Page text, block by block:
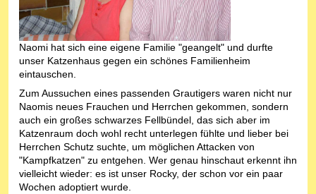
Naomi hat sich eine eigene Familie "geangelt" und durfte
unser Katzenhaus gegen ein schönes Familienheim
eintauschen.
Zum Aussuchen eines passenden Grautigers waren nicht nur
Naomis neues Frauchen und Herrchen gekommen, sondern
auch ein großes schwarzes Fellbündel, das sich aber im
Katzenraum doch wohl recht unterlegen fühlte und lieber bei
Herrchen Schutz suchte, um möglichen Attacken von
"Kampfkatzen" zu entgehen. Wer genau hinschaut erkennt ihn
vielleicht wieder: es ist unser Rocky, der schon vor ein paar
Wochen adoptiert wurde.